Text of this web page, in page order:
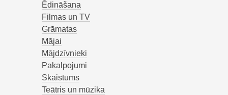
Ēdināšana
Filmas un TV
Grāmatas
Mājai
Mājdzīvnieki
Pakalpojumi
Skaistums
Teātris un mūzika